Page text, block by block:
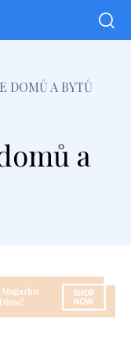
DOMŮ A BYTŮ
a